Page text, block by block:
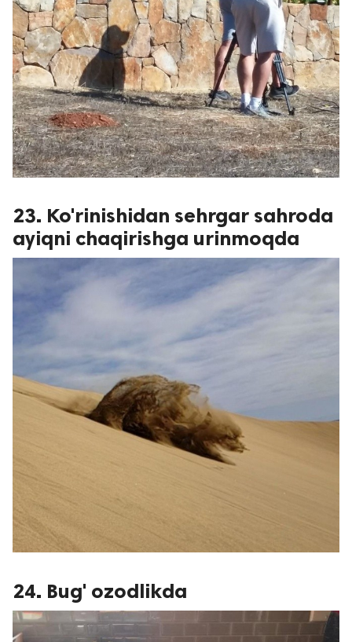
23. Ko'rinishidan sehrgar sahroda
ayiqni chaqirishga urinmoqda
24. Bug' ozodlikda